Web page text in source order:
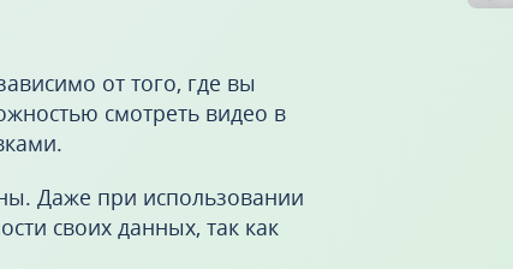
от того, где вы
смотреть видео в
Даже при использовании
своих данных, так как